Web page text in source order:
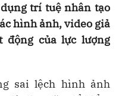
trí tuệ nhân tạo
hình ảnh, video giả
động của lực lượng
sai lệch hình ảnh